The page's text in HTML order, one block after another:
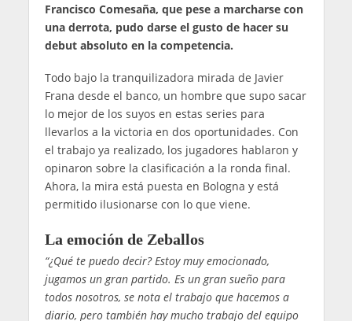
Francisco Comesaña, que pese a marcharse con
una derrota, pudo darse el gusto de hacer su
debut absoluto en la competencia.
Todo bajo la tranquilizadora mirada de Javier
Frana desde el banco, un hombre que supo sacar
lo mejor de los suyos en estas series para
llevarlos a la victoria en dos oportunidades. Con
el trabajo ya realizado, los jugadores hablaron y
opinaron sobre la clasificación a la ronda final.
Ahora, la mira está puesta en Bologna y está
permitido ilusionarse con lo que viene.
La emoción de Zeballos
“¿Qué te puedo decir? Estoy muy emocionado,
jugamos un gran partido. Es un gran sueño para
todos nosotros, se nota el trabajo que hacemos a
diario, pero también hay mucho trabajo del equipo